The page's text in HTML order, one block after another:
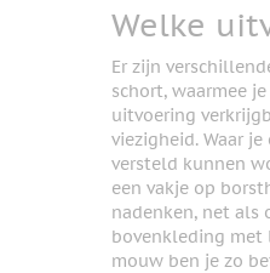
Welke
Er zijn
schort, waarmee
uitvoering
viezigheid. Waar
versteld kunnen
een vakje op
nadenken, net als
bovenkleding
mouw ben je zo